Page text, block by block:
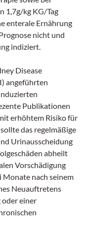
1,7g/kg KG/Tag
enterale Ernährung
nicht und
indiziert.
Disease
angeführten
Publikationen
erhöhtem Risiko für
das regelmäßige
Urinausscheidung
abheilt
Vorschädigung
nach seinem
Neuauftretens
einer